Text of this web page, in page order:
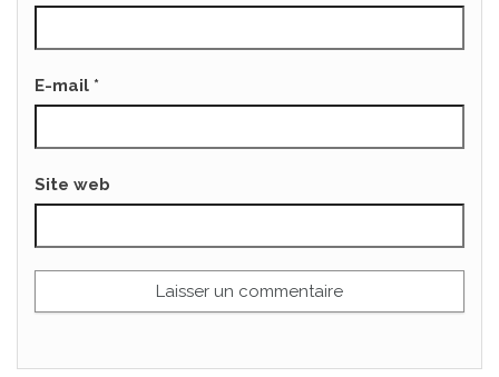
E-mail *
Site web